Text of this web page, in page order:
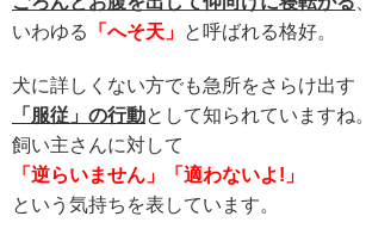
いわゆる
「へそ天」 と呼ばれる格好。
犬に詳しくない方でも急所をさらけ出す
「服従」の行動として知られていますね。
飼い主さんに対して
「逆らいません」「適わないよ!」
という気持ちを表しています。